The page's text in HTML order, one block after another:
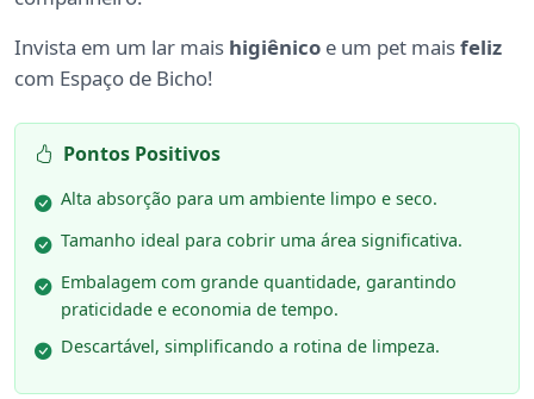
Invista em um lar mais higiênico e um pet maisfeliz
com Espaço de Bicho!
Pontos Positivos
Alta absorção para um ambiente limpo e seco.
Tamanho ideal para cobrir uma área significativa.
Embalagem com grande quantidade, garantindo
praticidade e economia de tempo.
Descartável, simplificando a rotina de limpeza.